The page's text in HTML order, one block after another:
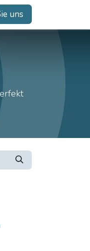
uns